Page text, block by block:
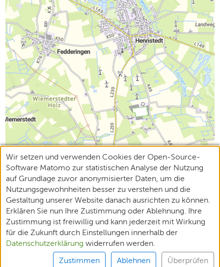
Wir setzen und verwenden Cookies der Open-Source-
Software Matomo zur statistischen Analyse der Nutzung
auf Grundlage zuvor anonymisierter Daten, um die
Nutzungsgewohnheiten besser zu verstehen und die
Gestaltung unserer Website danach ausrichten zu können.
Erklären Sie nun Ihre Zustimmung oder Ablehnung. Ihre
Zustimmung ist freiwillig und kann jederzeit mit Wirkung
für die Zukunft durch Einstellungen innerhalb der
Datenschutzerklärung widerrufen werden.
Zustimmen Ablehnen Überprüfen